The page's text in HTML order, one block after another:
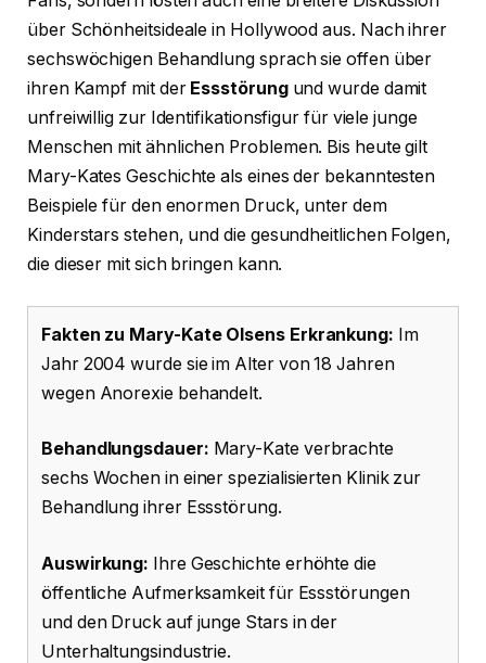
über Schönheitsideale in Hollywood aus. Nach ihrer
sechswöchigen Behandlung sprach sie offen über
ihren Kampf mit der Essstörungund wurde damit
unfreiwillig zur Identifikationsfigur für viele junge
Menschen mit ähnlichen Problemen. Bis heute gilt
Mary-Kates Geschichte als eines der bekanntesten
Beispiele für den enormen Druck, unter dem
Kinderstars stehen, und die gesundheitlichen Folgen,
die dieser mit sich bringen kann.
Fakten zu Mary-Kate Olsens Erkrankung: Im
Jahr 2004 wurde sie im Alter von 18 Jahren
wegen Anorexie behandelt.
Behandlungsdauer: Mary-Kate verbrachte
sechs Wochen in einer spezialisierten Klinik zur
Behandlung ihrer Essstörung.
Auswirkung: Ihre Geschichte erhöhte die
öffentliche Aufmerksamkeit für Essstörungen
und den Druck auf junge Stars in der
Unterhaltungsindustrie.